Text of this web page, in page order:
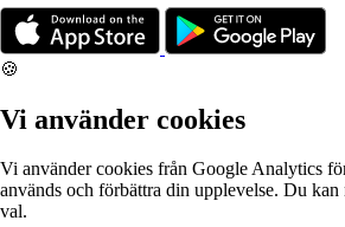
🍪
Vi använder cookies
Vi använder cookies från Google Analytics
används och förbättra din upplevelse. Du kan
val.